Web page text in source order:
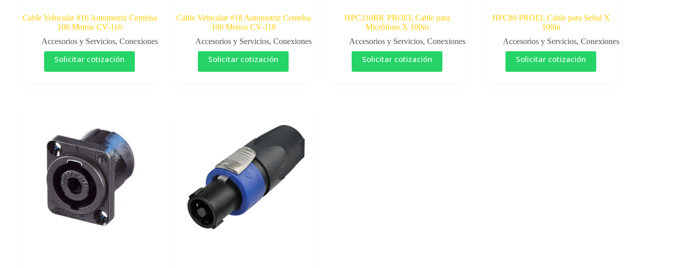
Cable Vehicular #16 Automotriz Centelsa
100 Metros CV-116
Accesorios y Servicios,Conexiones
Solicitar cotización
Cable Vehicular #18 Automotriz Centelsa
100 Metros CV-118
Accesorios y Servicios,Conexiones
Solicitar cotización
HPC210BK PROEL Cable para
Micrófono X 100m
Accesorios y Servicios,Conexiones
Solicitar cotización
HPC80 PROEL Cable para Señal X
100m
Accesorios y Servicios,Conexiones
Solicitar cotización